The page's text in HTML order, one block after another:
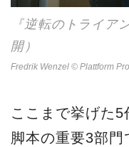
『逆転のトライア
開）
Fredrik Wenzel © Plattform
ここまで挙げた5
脚本の重要3部